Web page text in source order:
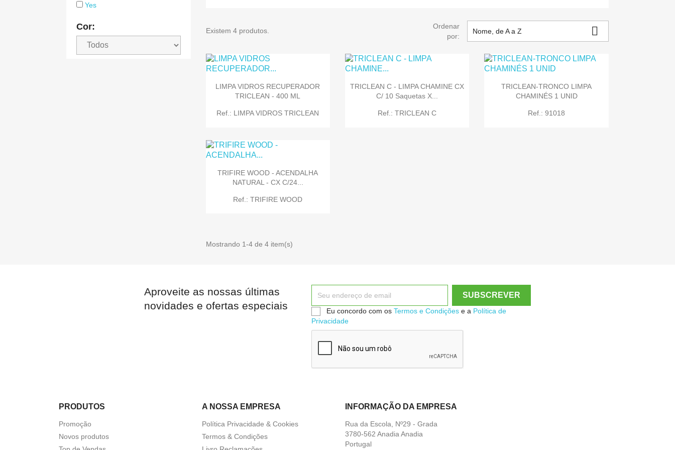
Yes
Cor: Existem 4 produtos.
Ordenar
por:
Nome, de A a Z 
LIMPA VIDROS RECUPERADOR
TRICLEAN - 400 ML
Ref.: LIMPA VIDROS TRICLEAN
TRICLEAN C - LIMPA CHAMINE CX
C/ 10 Saquetas X...
Ref.: TRICLEAN C
TRICLEAN-TRONCO LIMPA
CHAMINÉS 1 UNID
Ref.: 91018
TRIFIRE WOOD - ACENDALHA
NATURAL - CX C/24...
Ref.: TRIFIRE WOOD
Mostrando 1-4 de 4 item(s)
Aproveite as nossas últimas
novidades e ofertas especiais
Eu concordo com osTermos e Condições e a Política de
Privacidade
PRODUTOS
Promoção
Novos produtos
A NOSSA EMPRESA
Política Privacidade & Cookies
Termos & Condições
INFORMAÇÃO DA EMPRESA
Rua da Escola, Nº29 - Grada
3780-562 Anadia Anadia
Portugal